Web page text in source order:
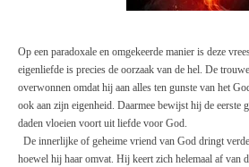
Op een paradoxale en omgekeerde manier is deze
eigenliefde is precies de oorzaak van de hel. De
overwonnen omdat hij aan alles ten gunste van het
ook aan zijn eigenheid. Daarmee bewijst hij de eerste
daden vloeien voort uit liefde voor God.
De innerlijke of geheime vriend van God dringt
hoewel hij haar omvat. Hij keert zich helemaal af van